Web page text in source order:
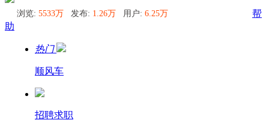
浏览: 5533万 发布: 1.26万 用户: 6.25万
帮
助
热门
顺风车
招聘求职